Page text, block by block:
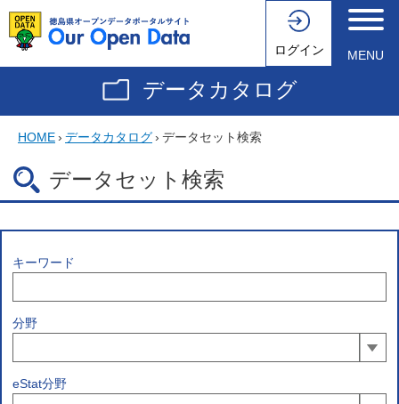
ログイン MENU
データカタログ
HOME› データカタログ› データセット検索
データセット検索
キーワード
分野
eStat分野